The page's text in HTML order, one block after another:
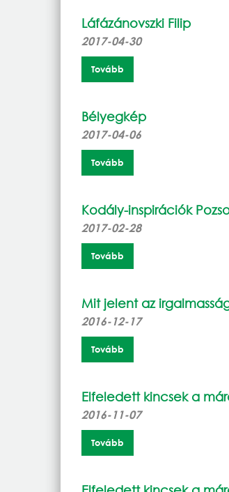
Láfázánovszki Filip
2017-04-30
Tovább
Bélyegkép
2017-04-06
Tovább
Kodály-inspirációk
2017-02-28
Tovább
Mit jelent az
2016-12-17
Tovább
Elfeledett kincsek a
2016-11-07
Tovább